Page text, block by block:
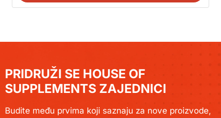
PRIDRUŽI SE HOUSE OF
SUPPLEMENTS ZAJEDNICI
Budite među prvima koji saznaju za nove proizvode,